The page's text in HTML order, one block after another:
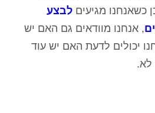
כשאנחנו מגיעים לבצע
, אנחנו מוודאים גם האם יש
יכולים לדעת האם יש עוד
לא.